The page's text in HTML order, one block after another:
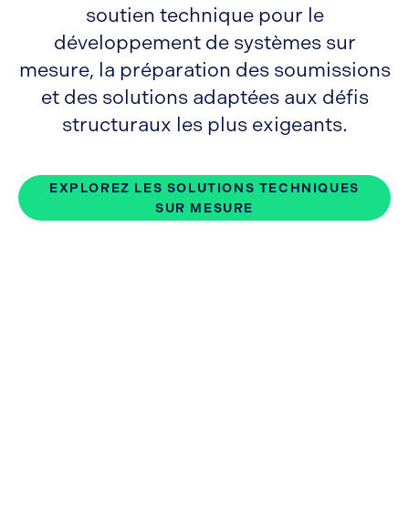
soutien technique pour le
développement de systèmes sur
mesure, la préparation des soumissions
et des solutions adaptées aux défis
structuraux les plus exigeants.
EXPLOREZ LES SOLUTIONS TECHNIQUES
SUR MESURE